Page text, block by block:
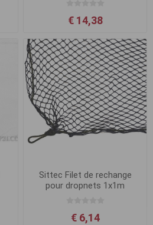
€ 14,38
Sittec Filet de rechange
pour dropnets 1x1m
€ 6,14